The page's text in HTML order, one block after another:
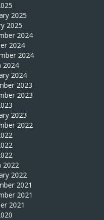
2025
2025
2024
2024
2024
2024
2024
2023
2023
2023
2022
2022
2022
2021
2021
2021